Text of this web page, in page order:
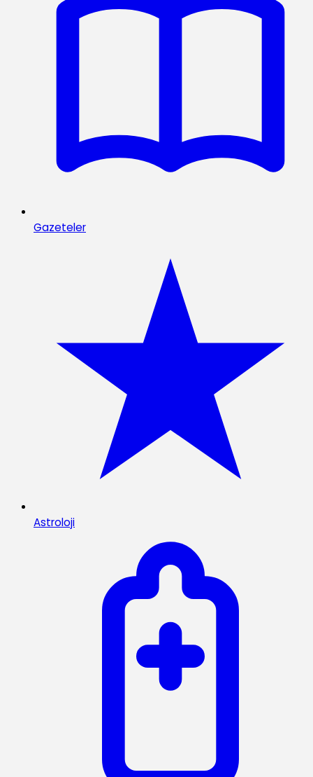
Gazeteler
Astroloji